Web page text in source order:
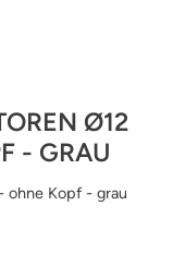
Ø12
- GRAU
ohne Kopf - grau